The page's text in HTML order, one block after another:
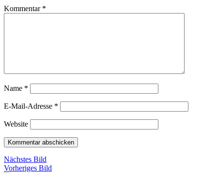
Kommentar *
Name *
E-Mail-Adresse *
Website
Nächstes Bild
Vorheriges Bild